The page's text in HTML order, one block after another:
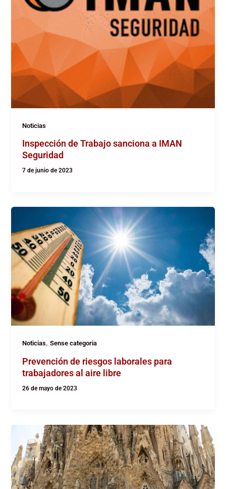
Noticias
Inspección de Trabajo sanciona a IMAN
Seguridad
7 de junio de 2023
Noticias,Sense categoria
Prevención de riesgos laborales para
trabajadores al aire libre
26 de mayo de 2023